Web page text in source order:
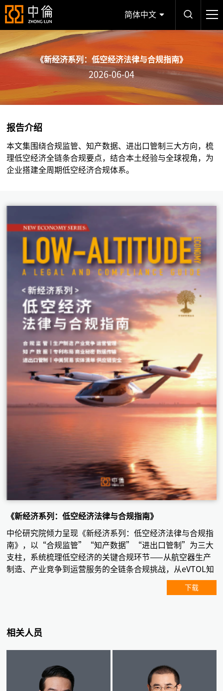
简体中文
《新经济系列：低空经济法律与合规指南》
2026-06-04
报告介绍
本文集围绕合规监管、知产数据、进出口管制三大方向，梳
理低空经济全链条合规要点，结合本土经验与全球视角，为
企业搭建全周期低空经济合规体系。
《新经济系列：低空经济法律与合规指南》
中伦研究院倾力呈现《新经济系列：低空经济法律与合规指
南》，以“合规监管”“知产数据”“进出口管制”为三大
支柱，系统梳理低空经济的关键合规环节——从航空器生产
制造、产业竞争到运营服务的全链条合规挑战，从eVTOL知
识产权布局到专利与商业秘密的复合保护策略；从低空领域
的数据分类分级、跨境传输到中美贸易管制下的供应链安全
下载
相关人员